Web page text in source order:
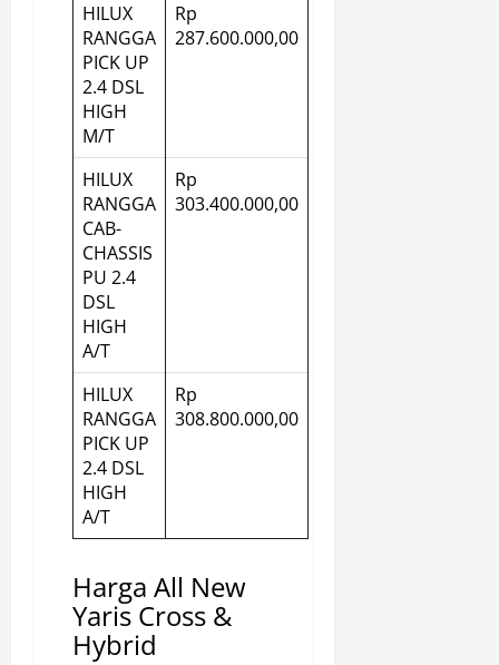
HILUX
RANGGA
PICK UP
2.4 DSL
HIGH
M/T
Rp
287.600.000,00
HILUX
RANGGA
CAB-
CHASSIS
PU 2.4
DSL
HIGH
A/T
Rp
303.400.000,00
HILUX
RANGGA
PICK UP
2.4 DSL
HIGH
A/T
Rp
308.800.000,00
Harga All New
Yaris Cross &
Hybrid